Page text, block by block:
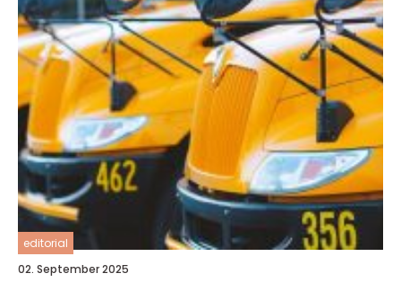
editorial
02. September 2025